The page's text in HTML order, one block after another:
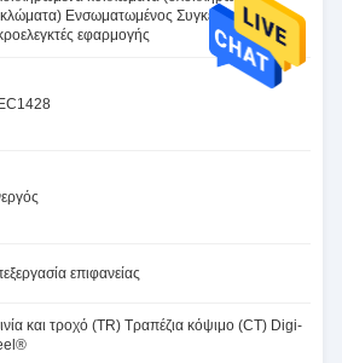
Ενσωματωμένος Συγκεκριμένοι
εφαρμογής
επιφανείας
και τροχό (TR) Τραπέζια κόψιμο (CT) Digi-